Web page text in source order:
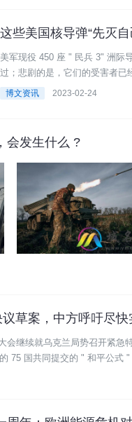
这些美国核导弹“先灭
美军现役 450 座 " 民兵 3" 洲际
过；悲剧的是，它们的受害者
全球打击司令部 2 ...
博文资讯 2023-02-24
会发生什么 ?
议草案，中方呼吁尽
会继续就乌克兰局势召开紧
75 国共同提交的 " 和平公式 "